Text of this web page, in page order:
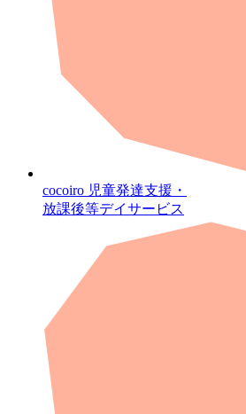
cocoiro 児童発達支援・
放課後等デイサービス